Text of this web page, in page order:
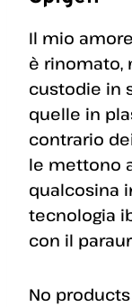
Il mio
è rinomato,
custodie in
quelle in
contrario
le mettono
qualcosina
tecnologia
con il
No